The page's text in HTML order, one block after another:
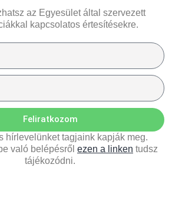
az Egyesület által szervezett
kapcsolatos értesítésekre.
Feliratkozom
hírlevelünket tagjaink kapják meg.
való belépésről ezen a linken tudsz
tájékozódni.